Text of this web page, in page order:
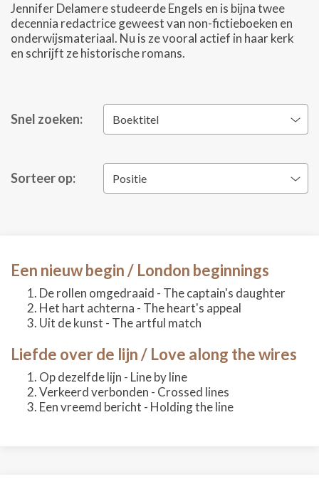
Jennifer Delamere studeerde Engels en is bijna twee
decennia redactrice geweest van non-fictieboeken en
onderwijsmateriaal. Nu is ze vooral actief in haar kerk
en schrijft ze historische romans.
Snel zoeken: Boektitel
Sorteer op: Positie
Een nieuw begin / London beginnings
De rollen omgedraaid - The captain's daughter
Het hart achterna - The heart's appeal
Uit de kunst - The artful match
Liefde over de lijn / Love along the wires
Op dezelfde lijn - Line by line
Verkeerd verbonden - Crossed lines
Een vreemd bericht - Holding the line